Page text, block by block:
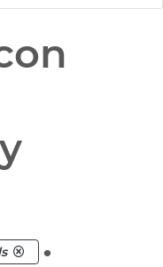
y
.